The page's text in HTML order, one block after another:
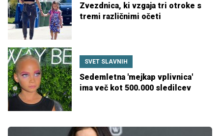
Zvezdnica, ki vzgaja tri otroke s
tremi različnimi očeti
SVET SLAVNIH
Sedemletna 'mejkap vplivnica'
ima več kot 500.000 sledilcev